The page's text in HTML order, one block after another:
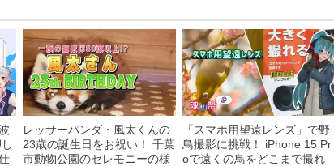
レッサーパンダ・風太くんの
23歳の誕生日をお祝い！ 千葉
市動物公園のセレモニーの様
「スマホ用望遠レンズ」で野
鳥撮影に挑戦！ iPhone 15 Pr
oで遠くの鳥をどこまで撮れ